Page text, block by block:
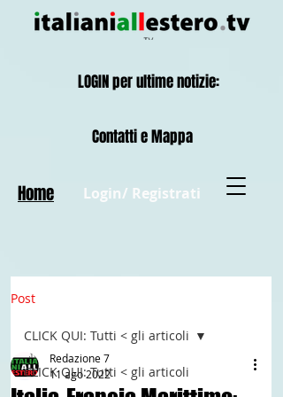
Login/ Registrati
Contatti e Mappa
Home
LOGIN per ultime notizie:
Post
CLICK QUI: Tutti < gli articoli
CLICK QUI: Tutti < gli articoli
Redazione 7
11 ago 2022